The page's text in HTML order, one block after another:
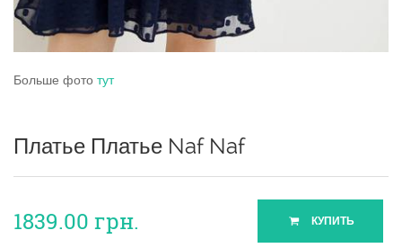
Больше фото тут
Платье Платье Naf Naf
1839.00 грн. КУПИТЬ